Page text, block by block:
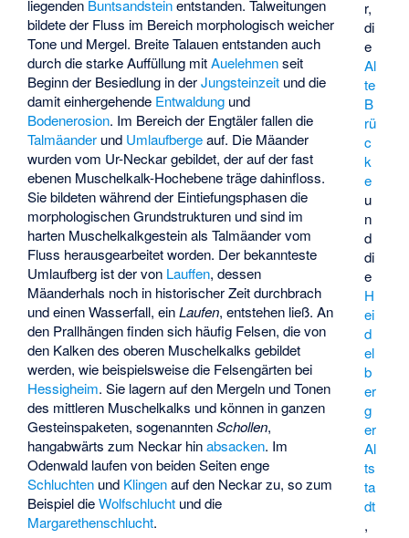
r,
di
e
Al
te
B
rü
c
k
e
u
n
d
di
e
H
ei
d
el
b
er
g
er
Al
ts
ta
dt
,
liegenden Buntsandsteinentstanden. Talweitungen
bildete der Fluss im Bereich morphologisch weicher
Tone und Mergel. Breite Talauen entstanden auch
durch die starke Auffüllung mitAuelehmenseit
Beginn der Besiedlung in derJungsteinzeit und die
damit einhergehende Entwaldung und
Bodenerosion. Im Bereich der Engtäler fallen die
Talmäander und Umlaufbergeauf. Die Mäander
wurden vom Ur-Neckar gebildet, der auf der fast
ebenen Muschelkalk-Hochebene träge dahinfloss.
Sie bildeten während der Eintiefungsphasen die
morphologischen Grundstrukturen und sind im
harten Muschelkalkgestein als Talmäander vom
Fluss herausgearbeitet worden. Der bekannteste
Umlaufberg ist der von Lauffen, dessen
Mäanderhals noch in historischer Zeit durchbrach
und einen Wasserfall, einLaufen, entstehen ließ. An
den Prallhängen finden sich häufig Felsen, die von
den Kalken des oberen Muschelkalks gebildet
werden, wie beispielsweise die Felsengärten bei
Hessigheim. Sie lagern auf den Mergeln und Tonen
des mittleren Muschelkalks und können in ganzen
Gesteinspaketen, sogenanntenSchollen,
hangabwärts zum Neckar hinabsacken. Im
Odenwald laufen von beiden Seiten enge
Schluchten und Klingenauf den Neckar zu, so zum
Beispiel dieWolfschlucht und die
Margarethenschlucht.